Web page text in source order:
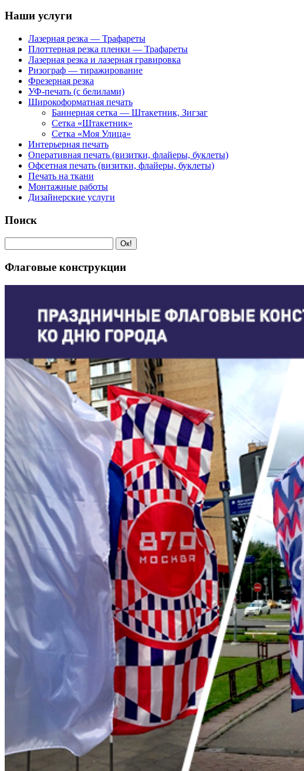
Наши услуги
Лазерная резка — Трафареты
Плоттерная резка пленки — Трафареты
Лазерная резка и лазерная гравировка
Ризограф — тиражирование
Фрезерная резка
УФ-печать (с белилами)
Широкоформатная печать
Баннерная сетка — Штакетник, Зигзаг
Сетка «Штакетник»
Сетка «Моя Улица»
Интерьерная печать
Оперативная печать (визитки, флайеры, буклеты)
Офсетная печать (визитки, флайеры, буклеты)
Печать на ткани
Монтажные работы
Дизайнерские услуги
Поиск
Флаговые конструкции